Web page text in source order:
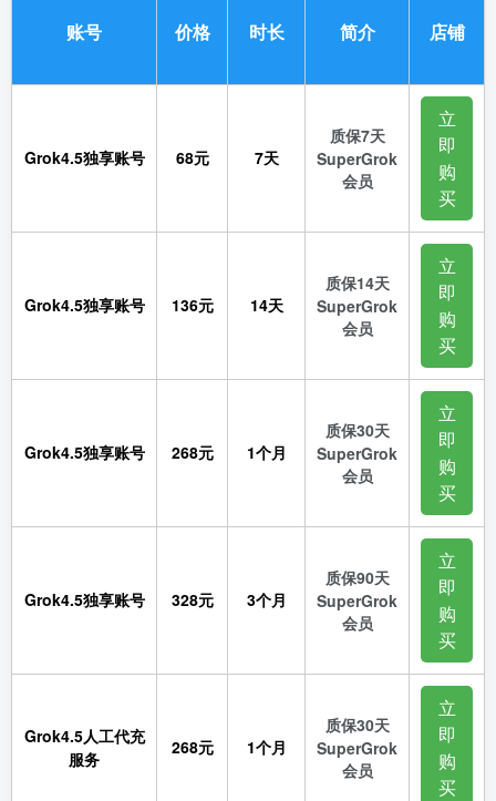
账号 价格 时长 简介 店铺
Grok4.5独享账号 68元 7天
质保7天
SuperGrok
会员
立
即
购
买
Grok4.5独享账号 136元 14天
质保14天
SuperGrok
会员
立
即
购
买
Grok4.5独享账号 268元 1个月
质保30天
SuperGrok
会员
立
即
购
买
Grok4.5独享账号 328元 3个月
质保90天
SuperGrok
会员
立
即
购
买
Grok4.5人工代充
服务
268元 1个月
质保30天
SuperGrok
会员
立
即
购
买